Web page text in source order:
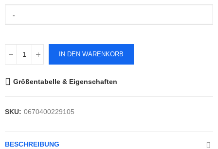
-
IN DEN WARENKORB
Größentabelle & Eigenschaften
SKU: 0670400229105
BESCHREIBUNG